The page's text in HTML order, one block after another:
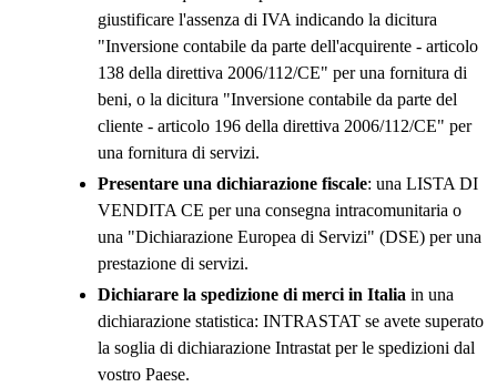
giustificare l'assenza di IVA indicando la dicitura
"Inversione contabile da parte dell'acquirente - articolo
138 della direttiva 2006/112/CE" per una fornitura di
beni, o la dicitura "Inversione contabile da parte del
cliente - articolo 196 della direttiva 2006/112/CE" per
una fornitura di servizi.
Presentare una dichiarazione fiscale: una LISTA DI
VENDITA CE per una consegna intracomunitaria o
una "Dichiarazione Europea di Servizi" (DSE) per una
prestazione di servizi.
Dichiarare la spedizione di merci in Italia in una
dichiarazione statistica: INTRASTAT se avete superato
la soglia di dichiarazione Intrastat per le spedizioni dal
vostro Paese.